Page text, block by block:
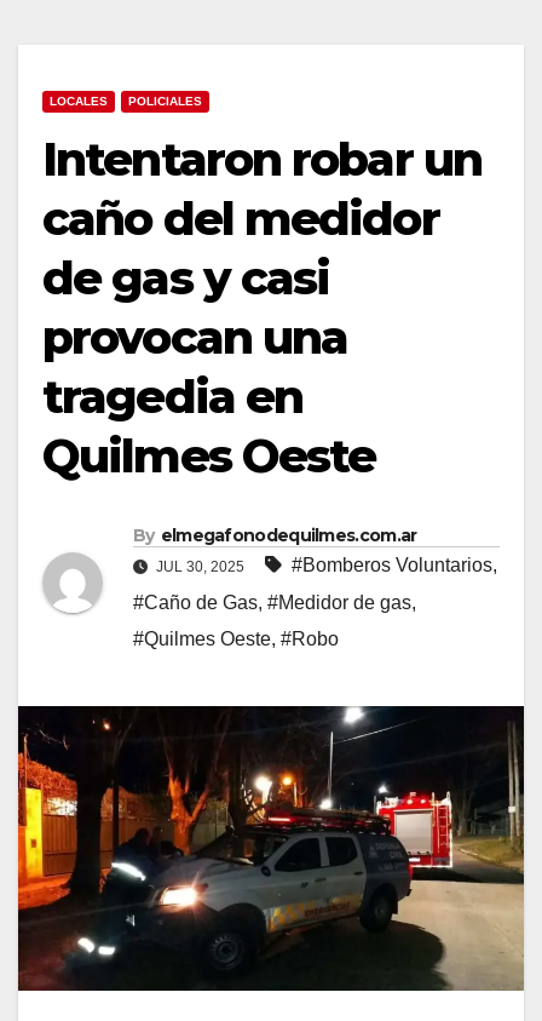
LOCALES POLICIALES
Intentaron robar un
caño del medidor
de gas y casi
provocan una
tragedia en
Quilmes Oeste
By elmegafonodequilmes.com.ar
JUL 30, 2025 #Bomberos Voluntarios,
#Caño de Gas, #Medidor de gas,
#Quilmes Oeste, #Robo